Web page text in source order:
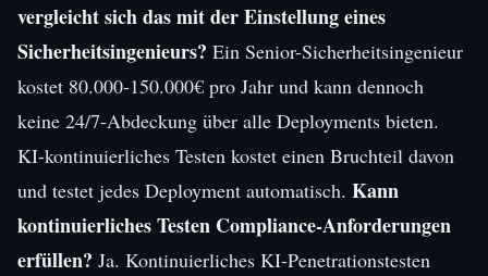
vergleicht sich das mit der Einstellung eines
Sicherheitsingenieurs? Ein Senior-Sicherheitsingenieur
kostet 80.000-150.000€ pro Jahr und kann dennoch
keine 24/7-Abdeckung über alle Deployments bieten.
KI-kontinuierliches Testen kostet einen Bruchteil davon
und testet jedes Deployment automatisch. Kann
kontinuierliches Testen Compliance-Anforderungen
erfüllen? Ja. Kontinuierliches KI-Penetrationstesten